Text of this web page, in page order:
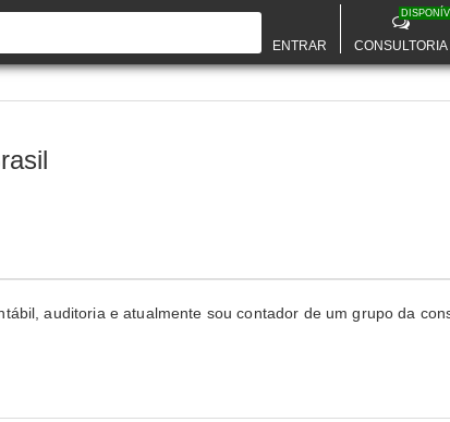
ENTRAR CONSULTORIA
auditoria e atualmente sou contador de um grupo da